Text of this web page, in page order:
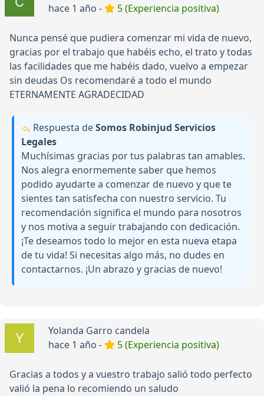
hace 1 año -
5 (Experiencia positiva)
Nunca pensé que pudiera comenzar mi vida de nuevo,
gracias por el trabajo que habéis echo, el trato y todas
las facilidades que me habéis dado, vuelvo a empezar
sin deudas Os recomendaré a todo el mundo
ETERNAMENTE AGRADECIDAD
Respuesta deSomos Robinjud Servicios
Legales
Muchísimas gracias por tus palabras tan amables.
Nos alegra enormemente saber que hemos
podido ayudarte a comenzar de nuevo y que te
sientes tan satisfecha con nuestro servicio. Tu
recomendación significa el mundo para nosotros
y nos motiva a seguir trabajando con dedicación.
¡Te deseamos todo lo mejor en esta nueva etapa
de tu vida! Si necesitas algo más, no dudes en
contactarnos. ¡Un abrazo y gracias de nuevo!
Yolanda Garro candela
hace 1 año -
5 (Experiencia positiva)
Gracias a todos y a vuestro trabajo salió todo perfecto
valió la pena lo recomiendo un saludo